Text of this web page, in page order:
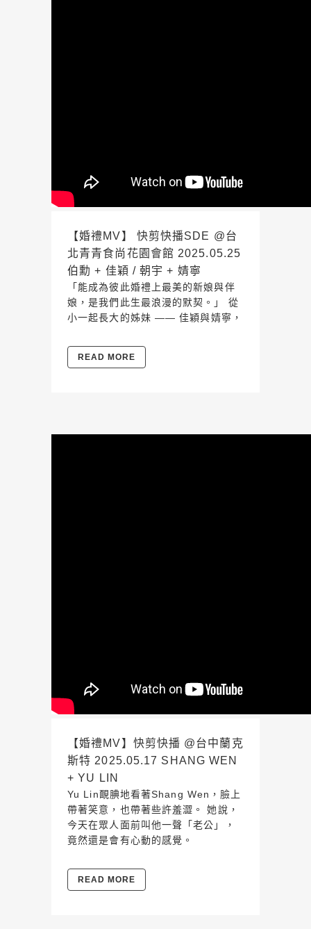
【婚禮MV】 快剪快播SDE @台
北青青食尚花園會館 2025.05.25
伯勳 + 佳穎 / 朝宇 + 婧寧
「能成為彼此婚禮上最美的新娘與伴
娘，是我們此生最浪漫的默契。」 從
小一起長大的姊妹 —— 佳穎與婧寧，
READ MORE
【婚禮MV】快剪快播 @台中蘭克
斯特 2025.05.17 SHANG WEN
+ YU LIN
Yu Lin靦腆地看著Shang Wen，臉上
帶著笑意，也帶著些許羞澀。 她說，
今天在眾人面前叫他一聲「老公」，
竟然還是會有心動的感覺。
READ MORE